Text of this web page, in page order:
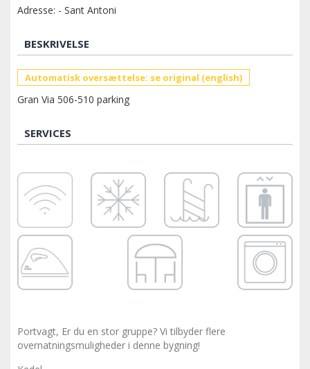
Adresse: - Sant Antoni
BESKRIVELSE
Automatisk oversættelse: se original (english)
Gran Via 506-510 parking
SERVICES
Portvagt, Er du en stor gruppe? Vi tilbyder flere
overnatningsmuligheder i denne bygning!